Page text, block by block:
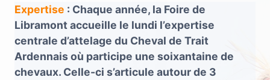
Expertise : Chaque année, la Foire de
Libramont accueille le lundi l’expertise
centrale d’attelage du Cheval de Trait
Ardennais où participe une soixantaine de
chevaux. Celle-ci s’articule autour de 3